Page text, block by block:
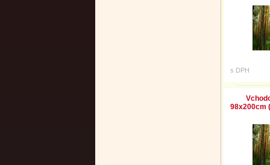
s DPH
98x200cm